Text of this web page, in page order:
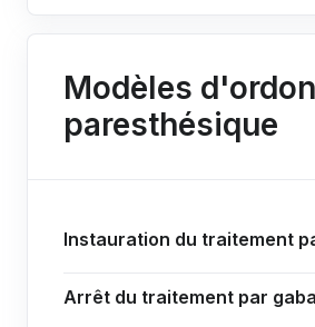
Modèles
paresthésique
Instauration du traitement
Arrêt du traitement par